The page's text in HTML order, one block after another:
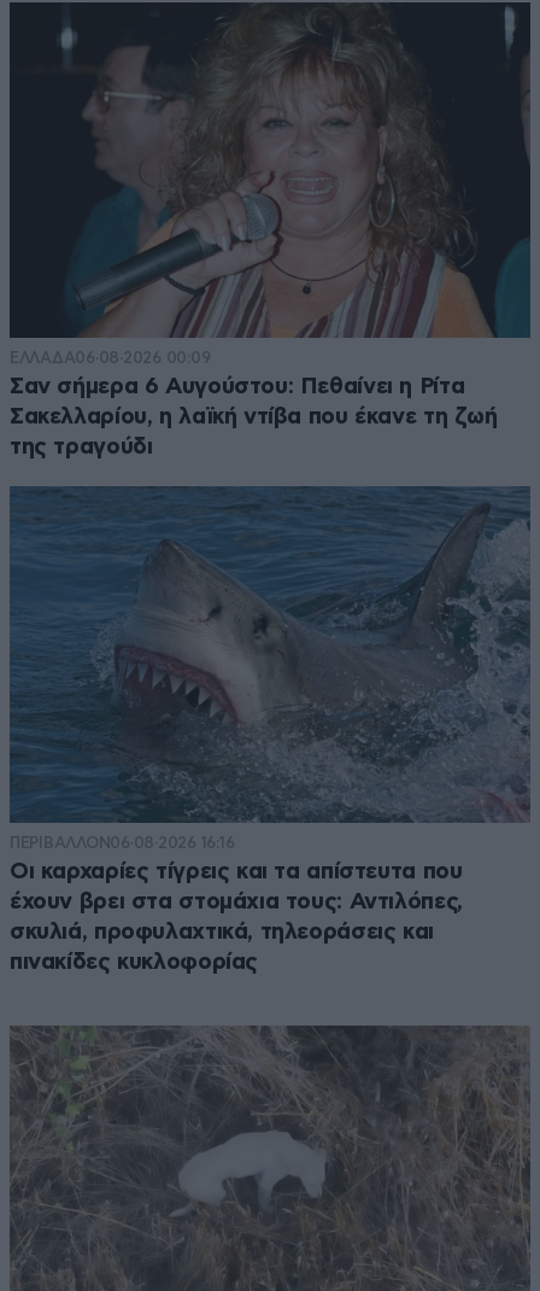
ΕΛΛΑΔΑ06·08·2026 00:09
Σαν σήμερα 6 Αυγούστου: Πεθαίνει η Ρίτα
Σακελλαρίου, η λαϊκή ντίβα που έκανε τη ζωή
της τραγούδι
ΠΕΡΙΒΑΛΛΟΝ 06·08·2026 16:16
Οι καρχαρίες τίγρεις και τα απίστευτα που
έχουν βρει στα στομάχια τους: Αντιλόπες,
σκυλιά, προφυλαχτικά, τηλεοράσεις και
πινακίδες κυκλοφορίας